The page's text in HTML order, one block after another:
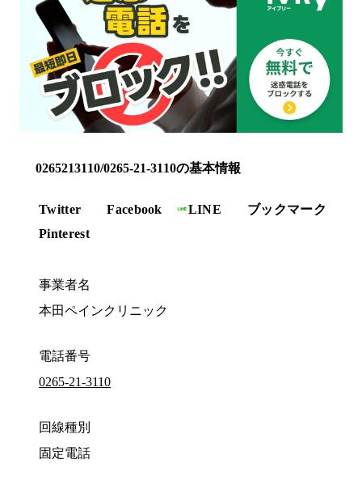
0265213110/0265-21-3110の基本情報
Twitter Facebook LINE
ブックマーク
Pinterest
事業者名
本田ペインクリニック
電話番号
0265-21-3110
回線種別
固定電話